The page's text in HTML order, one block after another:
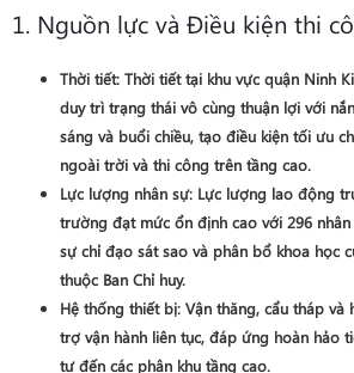
1. Nguồn lực và Điều kiện thi
Thời tiết: Thời tiết tại khu vực quận Ninh
duy trì trạng thái vô cùng thuận lợi với
sáng và buổi chiều, tạo điều kiện tối ưu
ngoài trời và thi công trên tầng cao.
Lực lượng nhân sự: Lực lượng lao động
trường đạt mức ổn định cao với 296
sự chỉ đạo sát sao và phân bổ khoa học
thuộc Ban Chỉ huy.
Hệ thống thiết bị: Vận thăng, cẩu tháp và
trợ vận hành liên tục, đáp ứng hoàn hảo
tư đến các phân khu tầng cao.